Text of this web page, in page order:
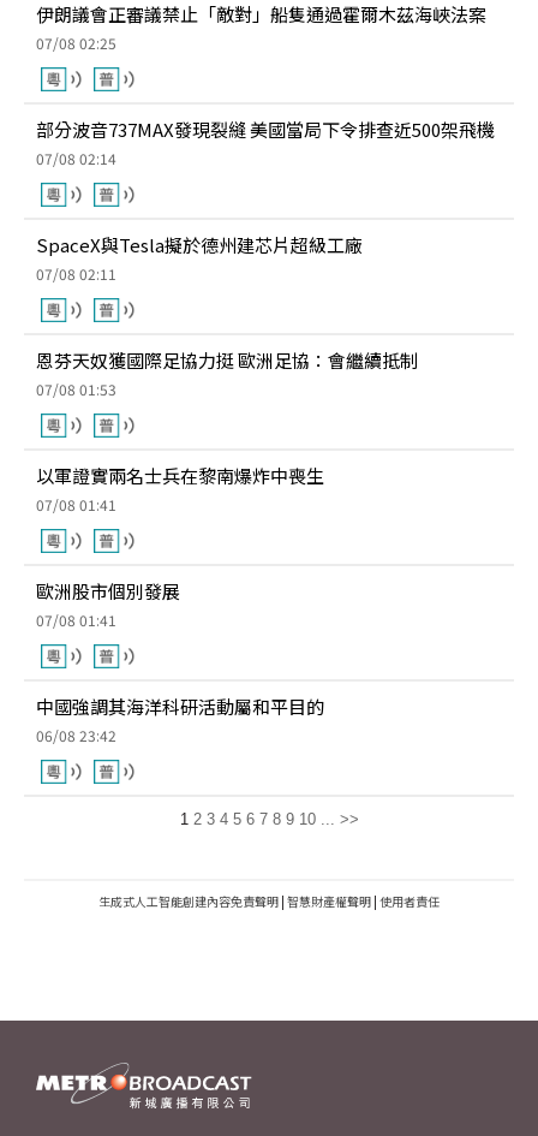
伊朗議會正審議禁止「敵對」船隻通過霍爾木茲海峽法案
07/08 02:25
部分波音737MAX發現裂縫 美國當局下令排查近500架飛機
07/08 02:14
SpaceX與Tesla擬於德州建芯片超級工廠
07/08 02:11
恩芬天奴獲國際足協力挺 歐洲足協：會繼續抵制
07/08 01:53
以軍證實兩名士兵在黎南爆炸中喪生
07/08 01:41
歐洲股市個別發展
07/08 01:41
中國強調其海洋科研活動屬和平目的
06/08 23:42
1 2 3 4 5 6 7 8 9 10 ... >>
生成式人工智能創建內容免責聲明 | 智慧財產權聲明 | 使用者責任